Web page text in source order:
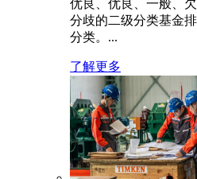
优良、优良、一般、
分歧的二级分类基金
分类。...
了解更多